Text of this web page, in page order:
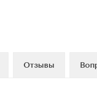
Отзывы